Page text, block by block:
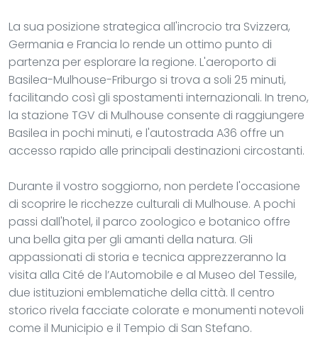
La sua posizione strategica all'incrocio tra Svizzera,
Germania e Francia lo rende un ottimo punto di
partenza per esplorare la regione. L'aeroporto di
Basilea-Mulhouse-Friburgo si trova a soli 25 minuti,
facilitando così gli spostamenti internazionali. In treno,
la stazione TGV di Mulhouse consente di raggiungere
Basilea in pochi minuti, e l'autostrada A36 offre un
accesso rapido alle principali destinazioni circostanti.
Durante il vostro soggiorno, non perdete l'occasione
di scoprire le ricchezze culturali di Mulhouse. A pochi
passi dall'hotel, il parco zoologico e botanico offre
una bella gita per gli amanti della natura. Gli
appassionati di storia e tecnica apprezzeranno la
visita alla Cité de l’Automobile e al Museo del Tessile,
due istituzioni emblematiche della città. Il centro
storico rivela facciate colorate e monumenti notevoli
come il Municipio e il Tempio di San Stefano.